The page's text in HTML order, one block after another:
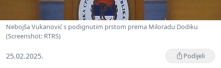
Nebojša Vukanović s podignutim prstom prema Miloradu Dodiku
(Screenshot: RTRS)
25.02.2025. Podijeli